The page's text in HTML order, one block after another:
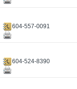
604-557-0091
604-524-8390